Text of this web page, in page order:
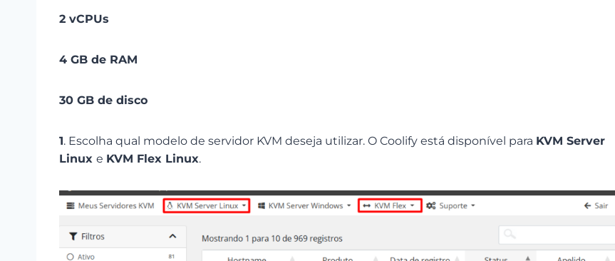
2 vCPUs
4 GB de RAM
30 GB de disco
1. Escolha qual modelo de servidor KVM deseja utilizar. O Coolify está disponível para KVM Server
Linux e KVM Flex Linux.